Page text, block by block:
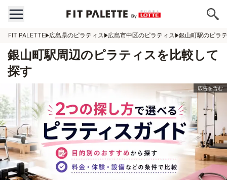
FIT PALETTE 広島県のピラティス 広島市中区のピラティス 銀山町駅のピラ
銀山町駅周辺のピラティスを比較して
探す